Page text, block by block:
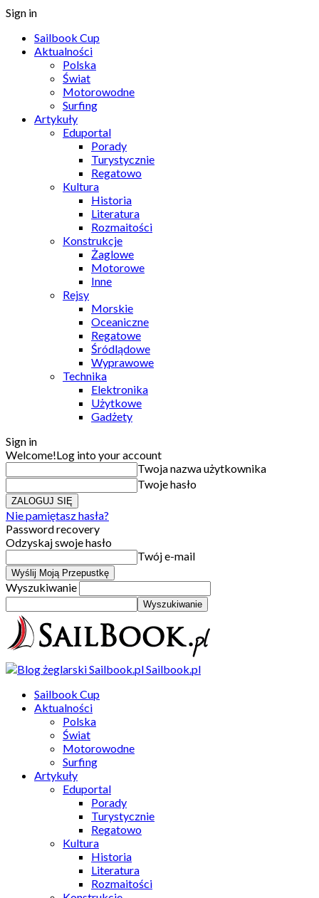
Sign in
Sailbook Cup
Aktualności
Polska
Świat
Motorowodne
Surfing
Artykuły
Eduportal
Porady
Turystycznie
Regatowo
Kultura
Historia
Literatura
Rozmaitości
Konstrukcje
Żaglowe
Motorowe
Inne
Rejsy
Morskie
Oceaniczne
Regatowe
Śródlądowe
Wyprawowe
Technika
Elektronika
Użytkowe
Gadżety
Sign in
Welcome!Log into your account
Twoja nazwa użytkownika
Twoje hasło
Nie pamiętasz hasła?
Password recovery
Odzyskaj swoje hasło
Twój e-mail
Wyszukiwanie
Sailbook.pl
Sailbook Cup
Aktualności
Polska
Świat
Motorowodne
Surfing
Artykuły
Eduportal
Porady
Turystycznie
Regatowo
Kultura
Historia
Literatura
Rozmaitości